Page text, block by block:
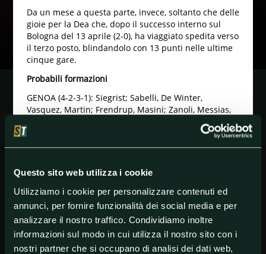
Questo sito web utilizza i cookie
Utilizziamo i cookie per personalizzare contenuti ed
annunci, per fornire funzionalità dei social media e per
analizzare il nostro traffico. Condividiamo inoltre
informazioni sul modo in cui utilizza il nostro sito con i
nostri partner che si occupano di analisi dei dati web,
Da un mese a questa parte, invece, soltanto che delle
gioie per la Dea che, dopo il successo interno sul
Bologna del 13 aprile (2-0), ha viaggiato spedita verso
il terzo posto, blindandolo con 13 punti nelle ultime
cinque gare.
Probabili formazioni
GENOA (4-2-3-1): Siegrist; Sabelli, De Winter,
Vasquez, Martin; Frendrup, Masini; Zanoli, Messias,
ATALANTA (3-4-2-1): Carnesecchi; Kossounou, Hien,
si è scoperto tutt'altro che timido in zona-gol e,
nell'ultima della stagione davanti al suo pubblico,
cercherà sicuramente di fare bella figura, seppur di
fronte si troverà una corazzata come l'Atalanta -
OVER 2.5 (1.76 su Goldbet e Better; 1.75 su Betflag).